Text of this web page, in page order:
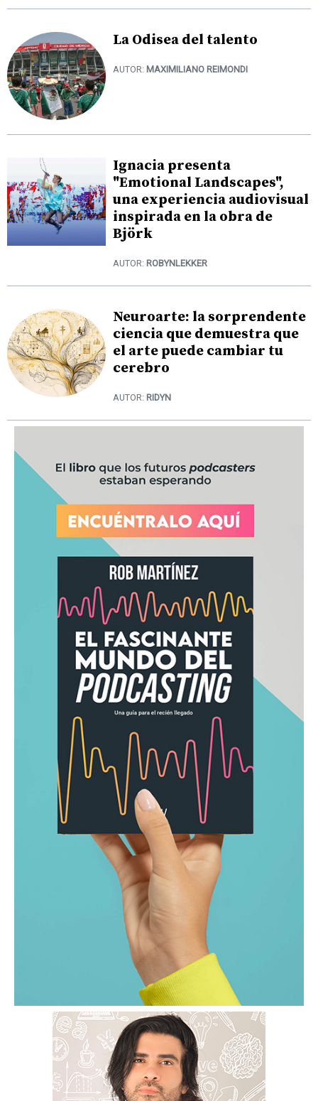
La Odisea del talento
AUTOR: MAXIMILIANO REIMONDI
Ignacia presenta
"Emotional Landscapes",
una experiencia audiovisual
inspirada en la obra de
Björk
AUTOR: ROBYNLEKKER
Neuroarte: la sorprendente
ciencia que demuestra que
el arte puede cambiar tu
cerebro
AUTOR: RIDYN